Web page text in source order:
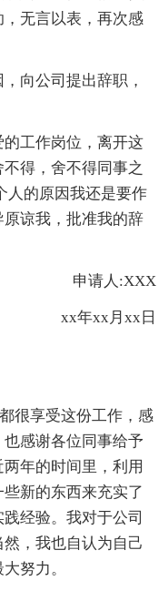
无言以表，再次感
向公司提出辞职，
工作岗位，离开这
得，舍不得同事之
人的原因我还是要作
谅我，批准我的辞
申请人:XXX
xx年xx月xx日
很享受这份工作，感
感谢各位同事给予
年的时间里，利用
新的东西来充实了
经验。我对于公司
，我也自认为自己
努力。